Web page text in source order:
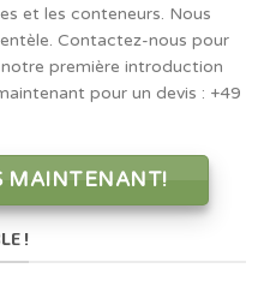
et les conteneurs. Nous
Contactez-nous pour
première introduction
pour un devis : +49
MAINTENANT!
!